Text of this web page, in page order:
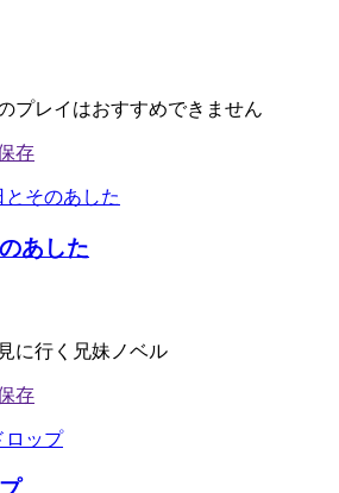
プレイはおすすめできません
あした
に行く兄妹ノベル